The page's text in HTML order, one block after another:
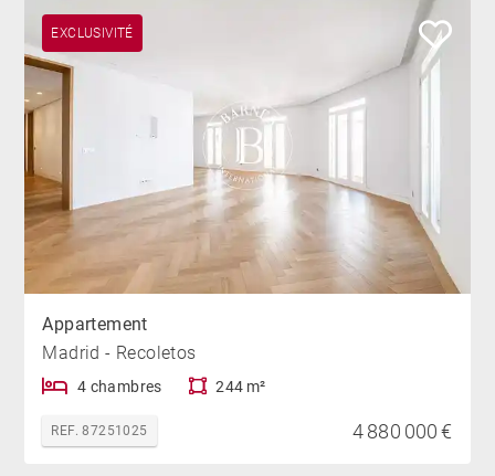
EXCLUSIVITÉ
Appartement
Madrid - Recoletos
4 chambres 244 m²
REF. 87251025 4 880 000 €